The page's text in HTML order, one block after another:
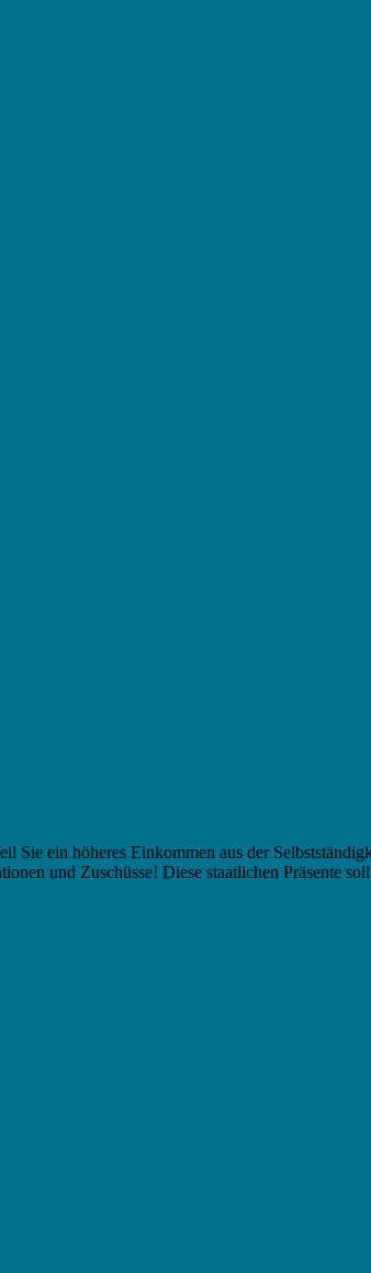
Sie ein höheres Einkommen aus der
und Zuschüsse! Diese staatlichen Präsente